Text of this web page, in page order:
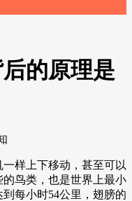
的原理是
样上下移动，甚至可以
鸟类，也是世界上最小
每小时54公里，翅膀的